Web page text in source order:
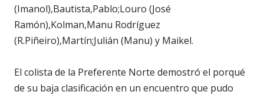
(Imanol),Bautista,Pablo;Louro (José
Ramón),Kolman,Manu Rodríguez
(R.Piñeiro),Martín;Julián (Manu) y Maikel.
El colista de la Preferente Norte demostró el porqué
de su baja clasificación en un encuentro que pudo